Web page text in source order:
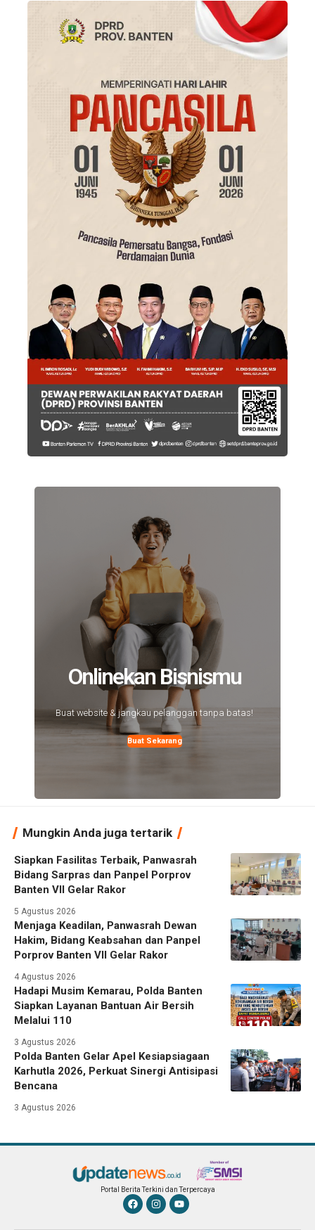
Onlinekan Bisnismu
Buat website & jangkau pelanggan tanpa batas!
Buat Sekarang
Mungkin Anda juga tertarik
Siapkan Fasilitas Terbaik, Panwasrah
Bidang Sarpras dan Panpel Porprov
Banten VII Gelar Rakor
5 Agustus 2026
Menjaga Keadilan, Panwasrah Dewan
Hakim, Bidang Keabsahan dan Panpel
Porprov Banten VII Gelar Rakor
4 Agustus 2026
Hadapi Musim Kemarau, Polda Banten
Siapkan Layanan Bantuan Air Bersih
Melalui 110
3 Agustus 2026
Polda Banten Gelar Apel Kesiapsiagaan
Karhutla 2026, Perkuat Sinergi Antisipasi
Bencana
3 Agustus 2026
Portal Berita Terkini dan Terpercaya